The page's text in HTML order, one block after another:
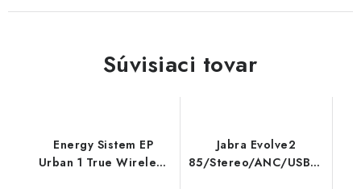
Súvisiaci tovar
Energy Sistem EP
Urban 1 True Wireless
Jabra Evolve2
85/Stereo/ANC/USB/BT/